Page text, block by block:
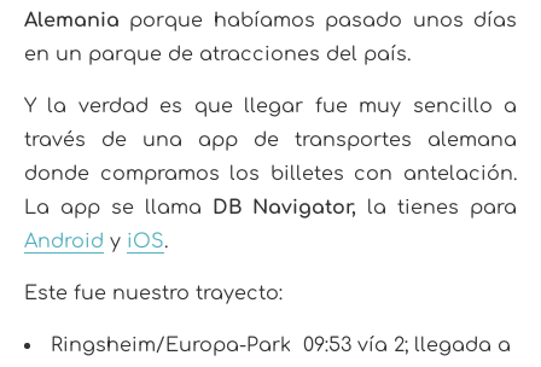
Alemania porque habíamos pasado unos días
en un parque de atracciones del país.
Y la verdad es que llegar fue muy sencillo a
través de una app de transportes alemana
donde compramos los billetes con antelación.
La app se llama DB Navigator, la tienes para
Android y iOS.
Este fue nuestro trayecto:
Ringsheim/Europa-Park 09:53 vía 2; llegada a